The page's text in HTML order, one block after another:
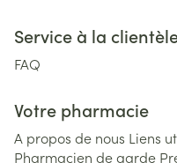
Service à la
FAQ
Votre pharmacie
A propos de nous Liens
Pharmacien de garde